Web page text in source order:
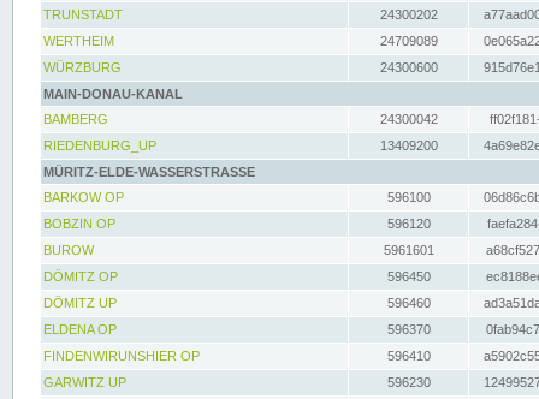
TRUNSTADT
24300202
WERTHEIM
24709089
WÜRZBURG
24300600
MAIN-DONAU-KANAL
BAMBERG
24300042
RIEDENBURG_UP
13409200
MÜRITZ-ELDE-WASSERSTRASSE
BARKOW OP
596100
BOBZIN OP
596120
BUROW
5961601
DÖMITZ OP
596450
DÖMITZ UP
596460
ELDENA OP
596370
FINDENWIRUNSHIER OP
596410
GARWITZ UP
596230